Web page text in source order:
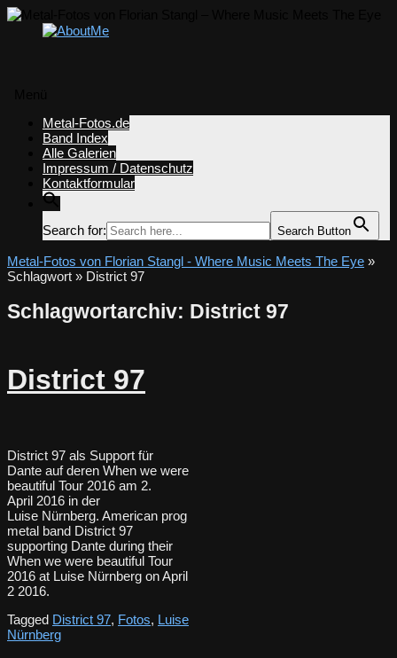
springen
Metal-Fotos.de
Band Index
Alle Galerien
Impressum / Datenschutz
Kontaktformular
Search for: Search Button
Metal-Fotos von Florian Stangl - Where Music Meets The Eye »
Schlagwort » District 97
Schlagwortarchiv: District 97
District 97
District 97 als Support für
Dante auf deren When we were
beautiful Tour 2016 am 2.
April 2016 in der
Luise Nürnberg. American prog
metal band District 97
supporting Dante during their
When we were beautiful Tour
2016 at Luise Nürnberg on April
2 2016.
Tagged District 97, Fotos, Luise
Nürnberg